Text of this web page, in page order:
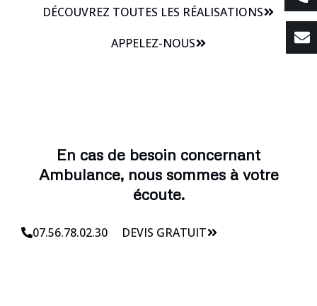
DÉCOUVREZ TOUTES LES RÉALISATIONS
APPELEZ-NOUS
En cas de besoin concernant
Ambulance, nous sommes à votre
écoute.
07.56.78.02.30 DEVIS GRATUIT